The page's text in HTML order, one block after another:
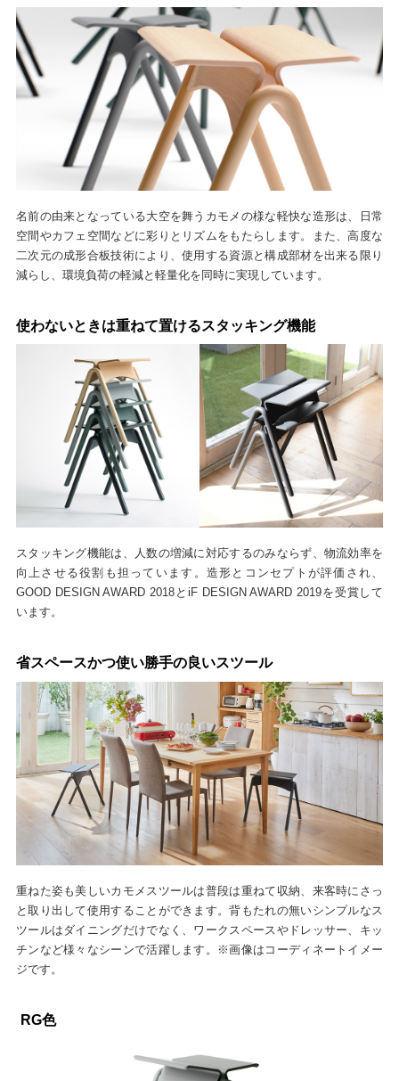
名前の由来となっている大空を舞うカモメの様な軽快な造形は、日常
空間やカフェ空間などに彩りとリズムをもたらします。また、高度な
二次元の成形合板技術により、使用する資源と構成部材を出来る限り
減らし、環境負荷の軽減と軽量化を同時に実現しています。
使わないときは重ねて置けるスタッキング機能
スタッキング機能は、人数の増減に対応するのみならず、物流効率を
向上させる役割も担っています。造形とコンセプトが評価され、
GOOD DESIGN AWARD 2018とiF DESIGN AWARD 2019を受賞して
います。
省スペースかつ使い勝手の良いスツール
重ねた姿も美しいカモメスツールは普段は重ねて収納、来客時にさっ
と取り出して使用することができます。背もたれの無いシンプルなス
ツールはダイニングだけでなく、ワークスペースやドレッサー、キッ
チンなど様々なシーンで活躍します。※画像はコーディネートイメー
ジです。
RG色